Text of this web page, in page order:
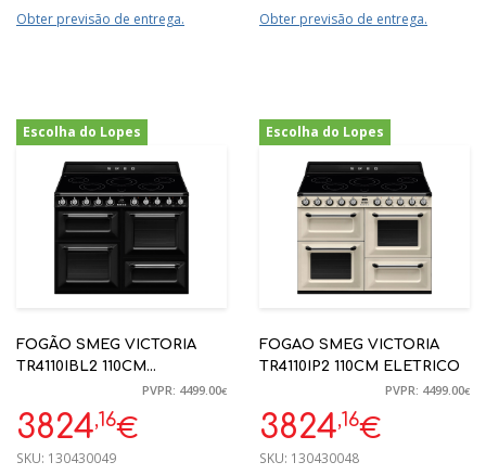
Obter previsão de entrega.
Obter previsão de entrega.
Escolha do Lopes
-15%
FOGÃO SMEG VICTORIA
TR4110IBL2 110CM
PVPR: 4499.00€
3824,16€
SKU: 130430049
Escolha do Lopes
-15%
FOGAO SMEG VICTORIA
TR4110IP2 110CM ELETRICO
PVPR: 4499.00€
3824,16€
SKU: 130430048